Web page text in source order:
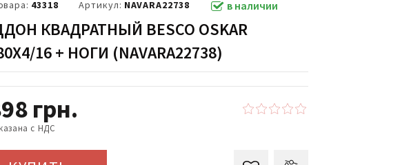
43318 Артикул: NAVARA22738 в наличии
КВАДРАТНЫЙ BESCO OSKAR
16 + НОГИ (NAVARA22738)
грн.
с НДС